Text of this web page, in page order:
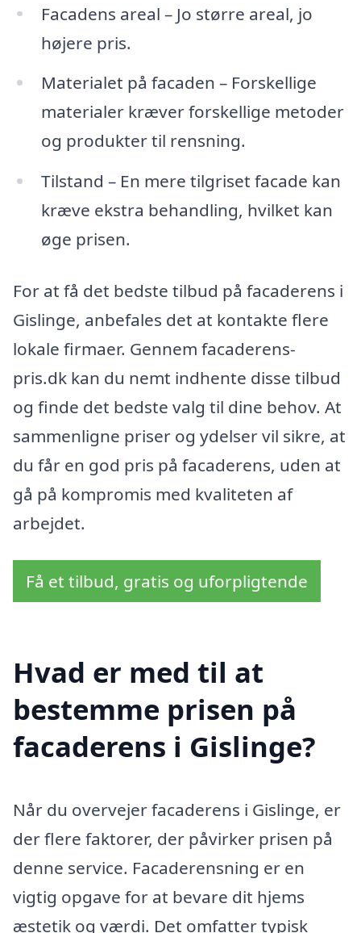
Facadens areal – Jo større areal, jo
højere pris.
Materialet på facaden – Forskellige
materialer kræver forskellige metoder
og produkter til rensning.
Tilstand – En mere tilgriset facade kan
kræve ekstra behandling, hvilket kan
øge prisen.
For at få det bedste tilbud på facaderens i
Gislinge, anbefales det at kontakte flere
lokale firmaer. Gennem facaderens-
pris.dk kan du nemt indhente disse tilbud
og finde det bedste valg til dine behov. At
sammenligne priser og ydelser vil sikre, at
du får en god pris på facaderens, uden at
gå på kompromis med kvaliteten af
arbejdet.
Få et tilbud, gratis og uforpligtende
Hvad er med til at
bestemme prisen på
facaderens i Gislinge?
Når du overvejer facaderens i Gislinge, er
der flere faktorer, der påvirker prisen på
denne service. Facaderensning er en
vigtig opgave for at bevare dit hjems
æstetik og værdi. Det omfatter typisk